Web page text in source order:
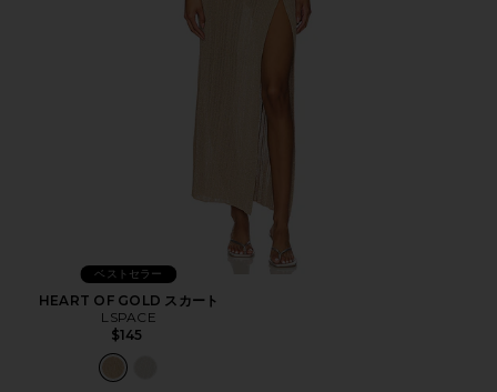
ベストセラー
HEART OF GOLD スカート
LSPACE
$145